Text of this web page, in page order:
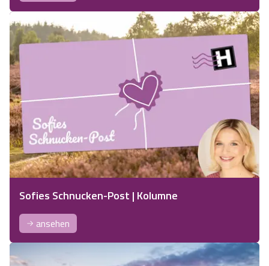
Sofies Schnucken-Post | Kolumne
ansehen